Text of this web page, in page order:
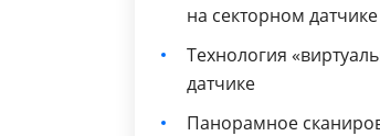
на секторном датчике
Технология
датчике
Панорамное